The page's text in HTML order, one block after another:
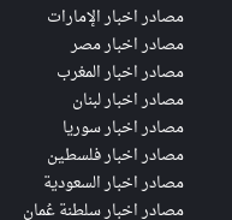
مصادر اخبار الإمارات
مصادر اخبار مصر
مصادر اخبار المغرب
مصادر اخبار لبنان
مصادر اخبار سوريا
مصادر اخبار فلسطين
مصادر اخبار السعودية
مصادر اخبار سلطنة عُمان